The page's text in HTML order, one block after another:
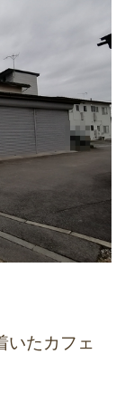
いたカフェ